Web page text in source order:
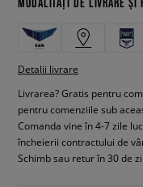
Detalii livrare
Livrarea? Gratis pentru
pentru comenziile sub
Comanda vine în 4-7 zile
încheierii contractului de
Schimb sau retur în 30 de